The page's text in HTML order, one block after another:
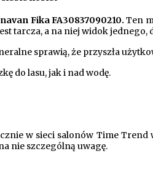
Fika FA30837090210. Ten
tarcza, a na niej widok
sprawią, że przyszła
do lasu, jak i nad wodę.
w sieci salonów Time Trend
nie szczególną uwagę.